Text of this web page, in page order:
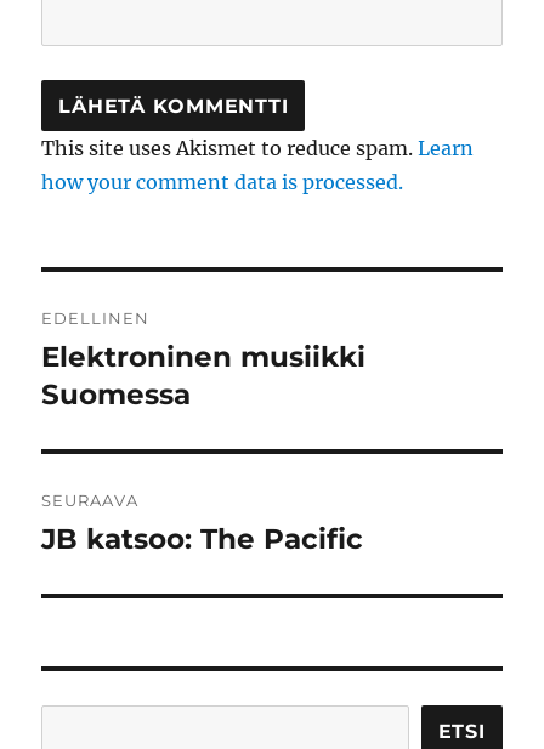
This site uses Akismet to reduce spam.Learn
how your comment data is processed.
selaus
EDELLINEN
Edellinen
artikkeli:
Elektroninen musiikki
Suomessa
SEURAAVA
Seuraava
JB katsoo: The Pacific
ETSI